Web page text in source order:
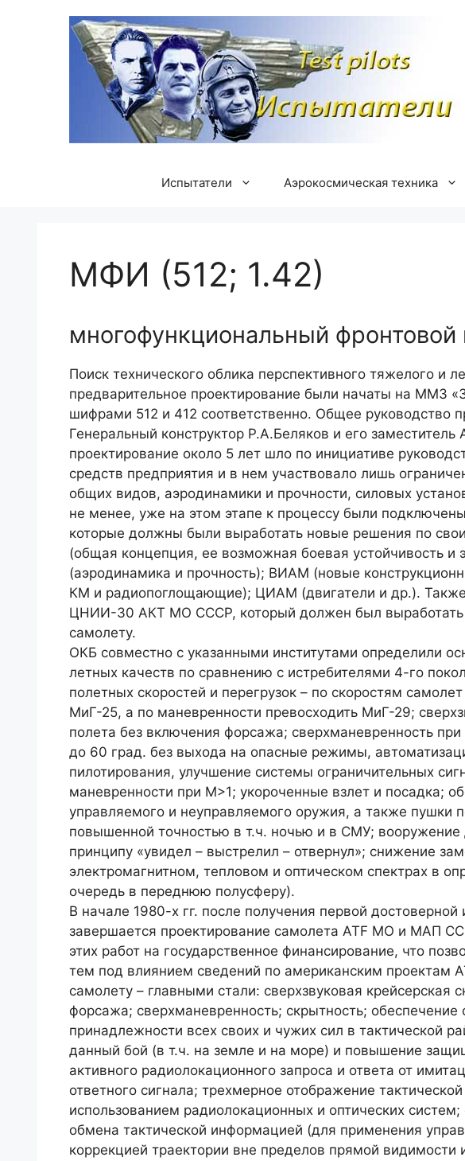
содержимому
Испытатели Аэрокосмическая техника
МФИ (512; 1.42)
многофункциональный фронтовой
Поиск технического облика перспективного тяжелого и
предварительное проектирование были начаты на ММЗ
шифрами 512 и 412 соответственно. Общее руководство
Генеральный конструктор Р.А.Беляков и его
проектирование около 5 лет шло по инициативе
средств предприятия и в нем участвовало лишь
общих видов, аэродинамики и прочности, силовых
не менее, уже на этом этапе к процессу были
которые должны были выработать новые решения по
(общая концепция, ее возможная боевая устойчивость и
(аэродинамика и прочность); ВИАМ (новые
КМ и радиопоглощающие); ЦИАМ (двигатели и др.).
ЦНИИ-30 АКТ МО СССР, который должен был выработать
самолету.
ОКБ совместно с указанными институтами определили
летных качеств по сравнению с истребителями 4-го
полетных скоростей и перегрузок – по скоростям
МиГ-25, а по маневренности превосходить МиГ-29;
полета без включения форсажа; сверхманевренность
до 60 град. без выхода на опасные режимы,
пилотирования, улучшение системы ограничительных
маневренности при M>1; укороченные взлет и посадка;
управляемого и неуправляемого оружия, а также пушки
повышенной точностью в т.ч. ночью и в СМУ;
принципу «увидел – выстрелил – отвернул»; снижение
электромагнитном, тепловом и оптическом спектрах в
очередь в переднюю полусферу).
В начале 1980-х гг. после получения первой
завершается проектирование самолета ATF МО и МАП
этих работ на государственное финансирование, что
тем под влиянием сведений по американским проектам
самолету – главными стали: сверхзвуковая крейсерская
форсажа; сверхманевренность; скрытность; обеспечение
принадлежности всех своих и чужих сил в тактической
данный бой (в т.ч. на земле и на море) и повышение
активного радиолокационного запроса и ответа от
ответного сигнала; трехмерное отображение
использованием радиолокационных и оптических
обмена тактической информацией (для применения
коррекцией траектории вне пределов прямой видимости